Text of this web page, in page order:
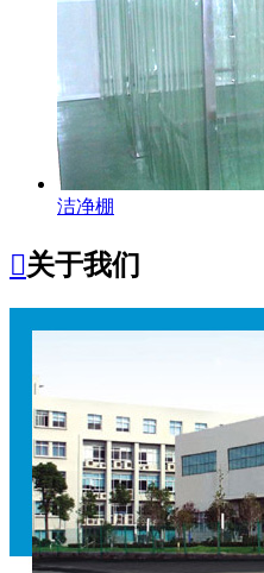
洁净棚
关于我们